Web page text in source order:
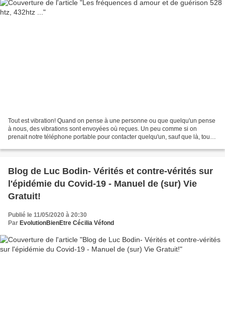
Tout est vibration! Quand on pense à une personne ou que quelqu'un pense
à nous, des vibrations sont envoyées où reçues. Un peu comme si on
prenait notre téléphone portable pour contacter quelqu'un, sauf que là, tout
Blog de Luc Bodin- Vérités et contre-vérités sur
l'épidémie du Covid-19 - Manuel de (sur) Vie
Gratuit!
Publié le 11/05/2020 à 20:30
Par EvolutionBienEtre Cécilia Véfond